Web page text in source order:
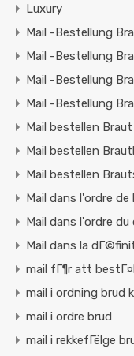
Luxury
Mail -Bestellung
Mail -Bestellung
Mail -Bestellung
Mail -Bestellung
Mail bestellen
Mail bestellen
Mail bestellen
Mail dans l'ordre de
Mail dans l'ordre
Mail dans la
mail fГ¶r att
mail i ordning brud
mail i ordre brud
mail i rekkefГёlge